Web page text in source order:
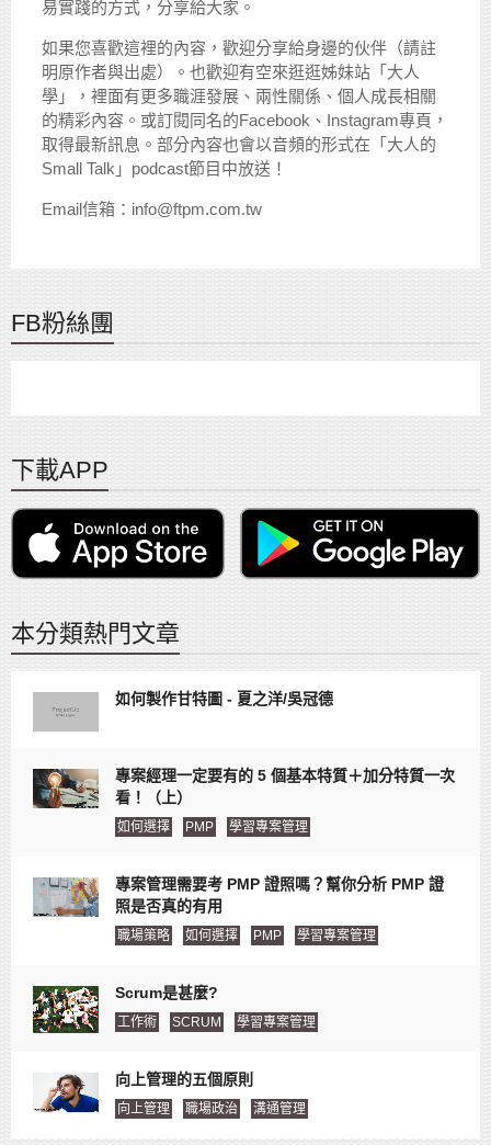
易實踐的方式，分享給大家。
如果您喜歡這裡的內容，歡迎分享給身邊的伙伴（請註
明原作者與出處）。也歡迎有空來逛逛姊妹站「大人
學」，裡面有更多職涯發展、兩性關係、個人成長相關
的精彩內容。或訂閱同名的Facebook、Instagram專頁，
取得最新訊息。部分內容也會以音頻的形式在「大人的
Small Talk」podcast節目中放送！
Email信箱：info@ftpm.com.tw
FB粉絲團
下載APP
本分類熱門文章
如何製作甘特圖 - 夏之洋/吳冠德
專案經理一定要有的 5 個基本特質＋加分特質一次
看！（上）
如何選擇 PMP 學習專案管理
專案管理需要考 PMP 證照嗎？幫你分析 PMP 證
照是否真的有用
職場策略 如何選擇 PMP 學習專案管理
Scrum是甚麼?
工作術 SCRUM 學習專案管理
向上管理的五個原則
向上管理 職場政治 溝通管理